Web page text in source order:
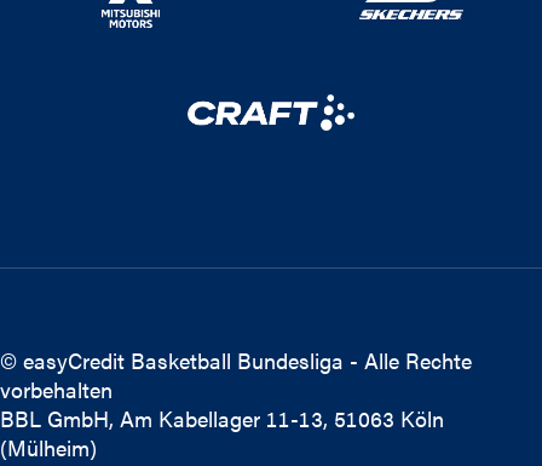
© easyCredit Basketball Bundesliga - Alle Rechte
vorbehalten
BBL GmbH, Am Kabellager 11-13, 51063 Köln
(Mülheim)